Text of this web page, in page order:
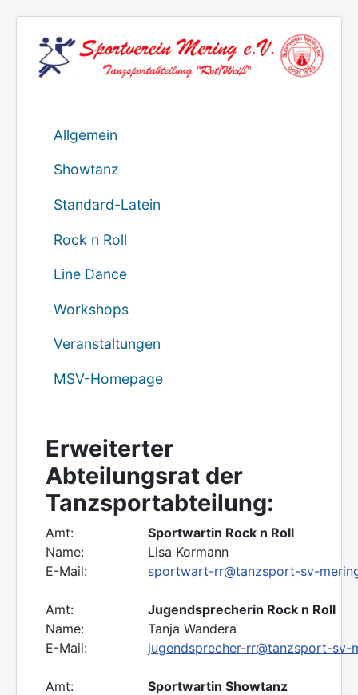
Allgemein
Showtanz
Standard-Latein
Rock n Roll
Line Dance
Workshops
Veranstaltungen
MSV-Homepage
Erweiterter
Abteilungsrat der
Tanzsportabteilung:
Amt:
Sportwartin Rock n Roll
Name:
Lisa Kormann
E-Mail:
sportwart-rr@tanzsport-sv-
Amt:
Jugendsprecherin Rock n Roll
Name:
Tanja Wandera
E-Mail:
jugendsprecher-rr@tanzsport-sv-
Amt:
Sportwartin Showtanz